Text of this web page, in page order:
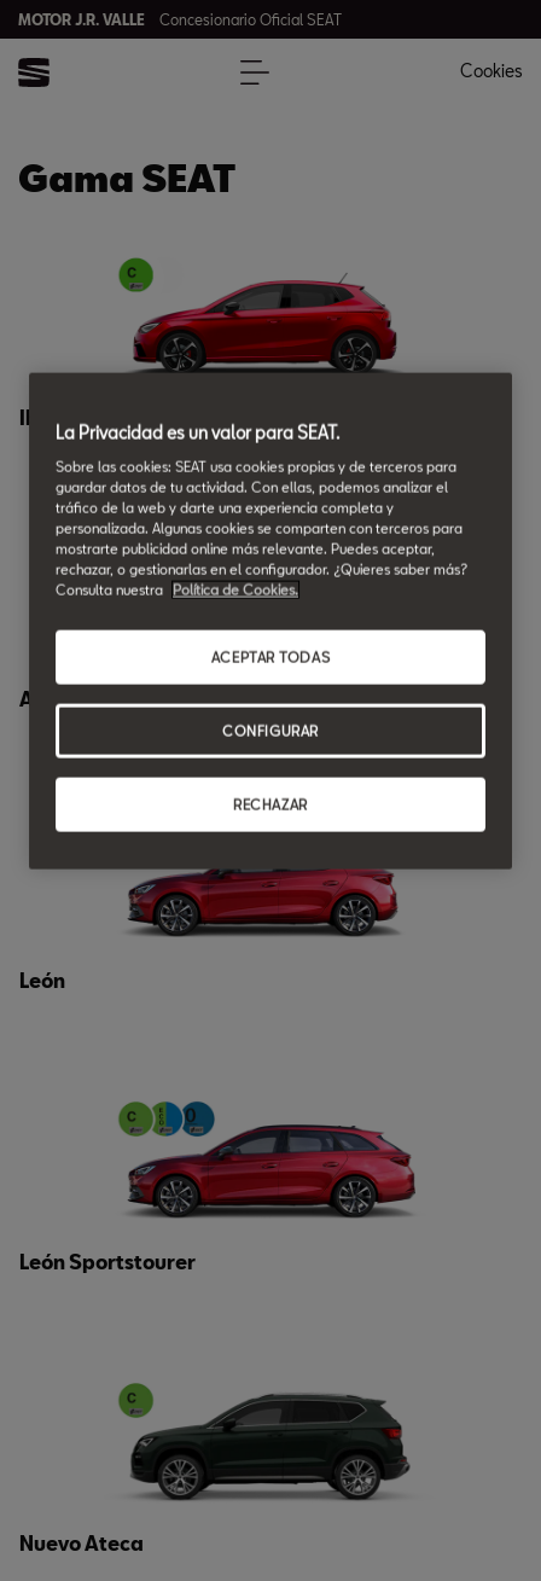
MOTOR J.R. VALLE Concesionario Oficial SEAT
Cookies
Gama SEAT
Ibiza
Arona
León
León Sportstourer
Nuevo Ateca
La Privacidad es un valor para SEAT.
Sobre las cookies: SEAT usa cookies propias y de terceros para
guardar datos de tu actividad. Con ellas, podemos analizar el
tráfico de la web y darte una experiencia completa y
personalizada. Algunas cookies se comparten con terceros para
mostrarte publicidad online más relevante. Puedes aceptar,
rechazar, o gestionarlas en el configurador. ¿Quieres saber más?
Consulta nuestra
Política de Cookies.
RECHAZAR
ACEPTAR TODAS
CONFIGURAR